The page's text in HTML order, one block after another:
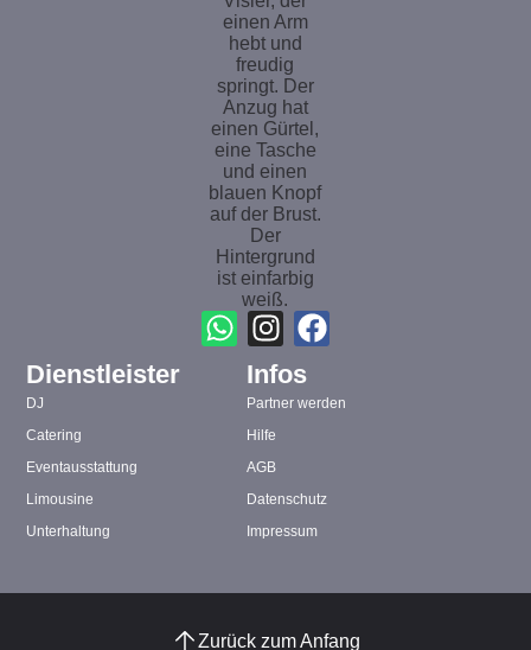
Dienstleister
DJ
Catering
Eventausstattung
Limousine
Unterhaltung
Infos
Partner werden
Hilfe
AGB
Datenschutz
Impressum
Zurück zum Anfang